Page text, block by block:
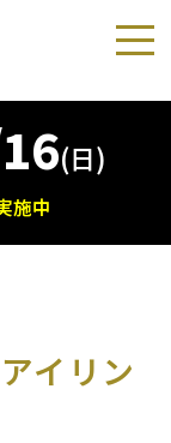
16(日)
施中
イリン